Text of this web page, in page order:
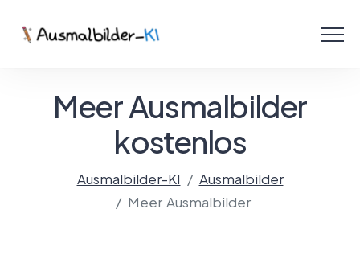
Meer Ausmalbilder
kostenlos
Ausmalbilder-KI
Ausmalbilder
Meer Ausmalbilder